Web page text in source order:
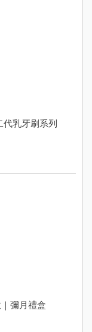
代乳牙刷系列
彌月禮盒